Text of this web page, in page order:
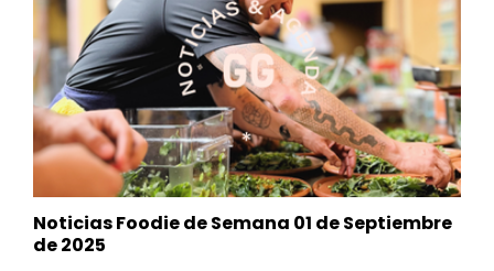
Noticias Foodie de Semana 01 de Septiembre
de 2025